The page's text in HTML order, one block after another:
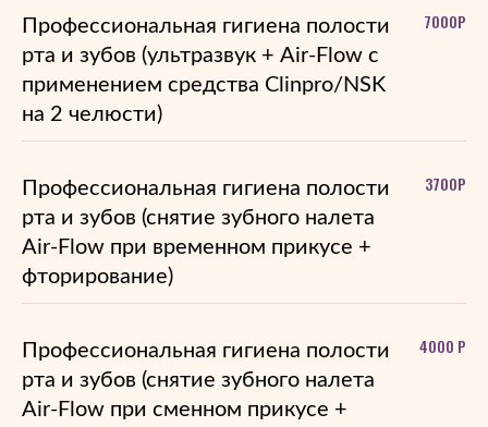
Профессиональная гигиена полости
рта и зубов (ультразвук + Air-Flow c
применением средства Clinpro/NSK
на 2 челюсти)
7000Р
Профессиональная гигиена полости
рта и зубов (снятие зубного налета
Air-Flow при временном прикусе +
фторирование)
3700Р
Профессиональная гигиена полости
рта и зубов (снятие зубного налета
Air-Flow при сменном прикусе +
4000 Р